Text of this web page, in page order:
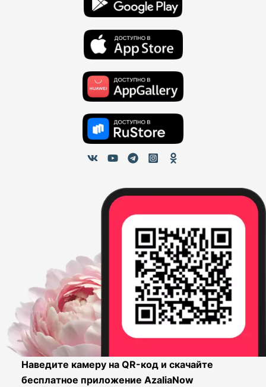
Наведите камеру на QR-код и скачайте
бесплатное приложение AzaliaNow